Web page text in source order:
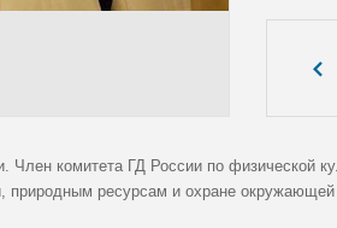
комитета ГД России по физической
природным ресурсам и охране